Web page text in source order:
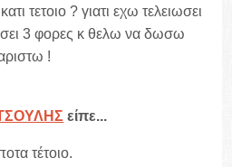
τετοιο ? γιατι εχω τελειωσει
3 φορες κ θελω να δωσω
!
είπε...
τέτοιο.